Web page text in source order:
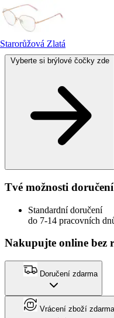
Starorůžová Zlatá
Tvé možnosti doručení
Standardní doručení
do 7-14 pracovních
Nakupujte online bez
Doručení zdarma
Vrácení zboží zdarma